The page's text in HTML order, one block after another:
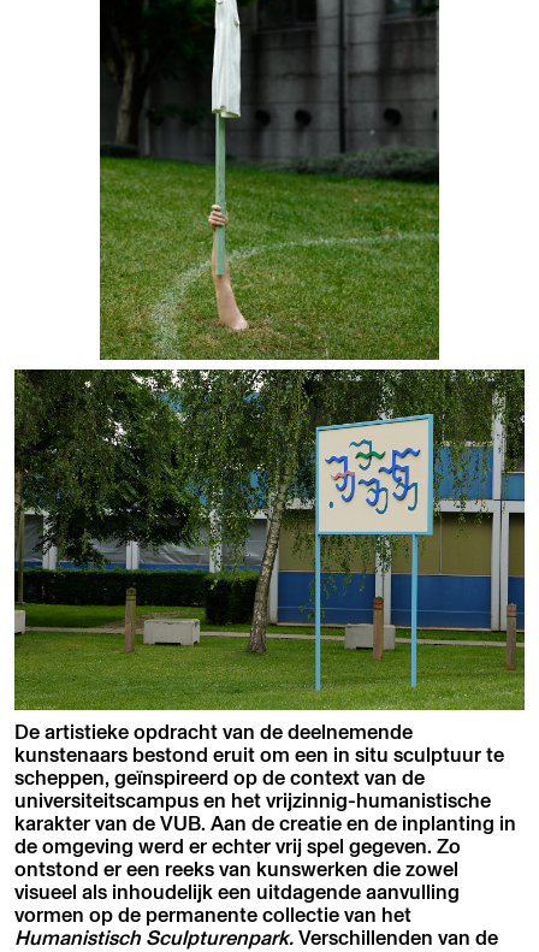
De artistieke opdracht van de deelnemende
kunstenaars bestond eruit om een in situ sculptuur te
scheppen, geïnspireerd op de context van de
universiteitscampus en het vrijzinnig-humanistische
karakter van de VUB. Aan de creatie en de inplanting in
de omgeving werd er echter vrij spel gegeven. Zo
ontstond er een reeks van kunswerken die zowel
visueel als inhoudelijk een uitdagende aanvulling
vormen op de permanente collectie van het
Humanistisch Sculpturenpark.Verschillenden van de